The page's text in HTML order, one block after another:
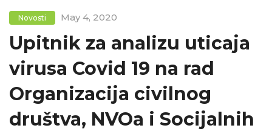
Novosti May 4, 2020
Upitnik za analizu uticaja
virusa Covid 19 na rad
Organizacija civilnog
društva, NVOa i Socijalnih